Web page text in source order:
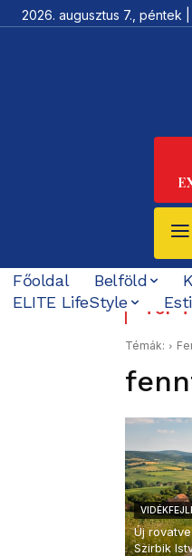
2026. augusztus 7., péntek
Főoldal Belföld
ELITE LifeStyle
TOP
Témák:
Új
Szirbik